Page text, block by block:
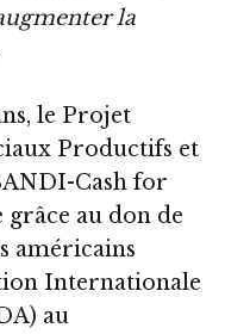
la
le Projet
Productifs et
Cash for
au don de
américains
Internationale
au